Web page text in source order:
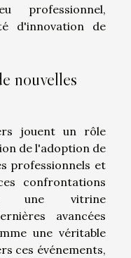
professionnel,
d'innovation de
nouvelles
jouent un rôle
de l'adoption de
professionnels et
confrontations
une vitrine
avancées
une véritable
ces événements,